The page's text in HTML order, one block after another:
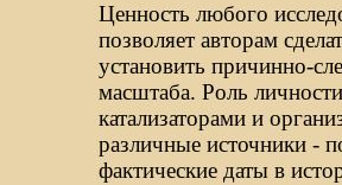
Ценность любого
позволяет авторам
установить причинно-
масштаба. Роль
катализаторами и
различные источники -
фактические даты в